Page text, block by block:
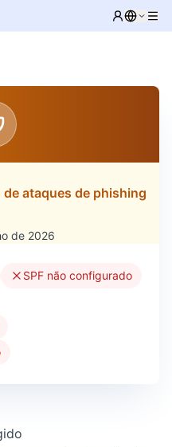
ataques de phishing
de 2026
SPF não configurado